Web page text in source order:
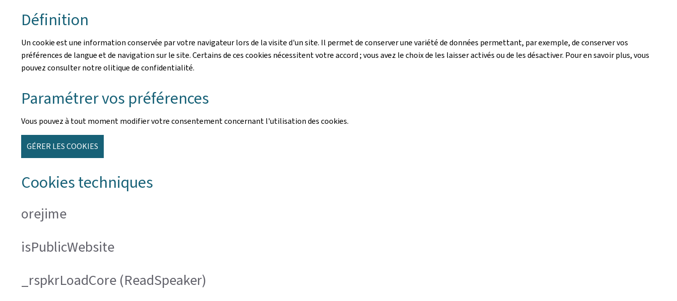
Définition
Un cookie est une information conservée par votre navigateur lors de la visite d'un site. Il permet de conserver une variété de données permettant, par exemple, de conserver vos
préférences de langue et de navigation sur le site. Certains de ces cookies nécessitent votre accord ; vous avez le choix de les laisser activés ou de les désactiver. Pour en savoir plus, vous
pouvez consulter notre olitique de confidentialité.
Paramétrer vos préférences
Vous pouvez à tout moment modifier votre consentement concernant l'utilisation des cookies.
GÉRER LES COOKIES
Cookies techniques
orejime
isPublicWebsite
_rspkrLoadCore (ReadSpeaker)